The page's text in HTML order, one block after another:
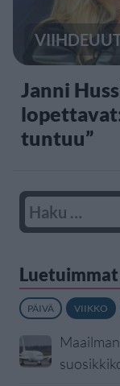
Janni
tuntuu”
Luetuimmat
PÄIVÄ VIIKKO